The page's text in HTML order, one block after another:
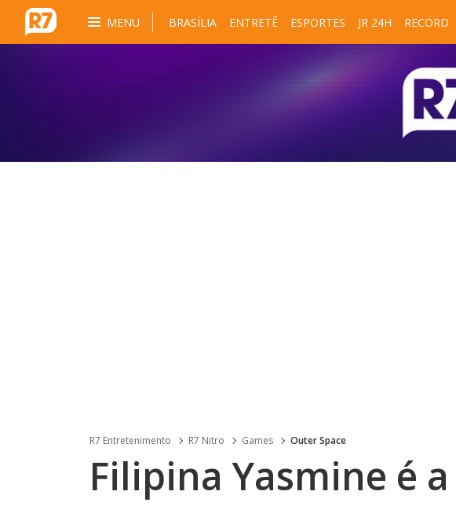
MENU BRASÍLIA ENTRETÊ ESPORTES JR 24H RECORD
R7 Entretenimento R7 Nitro Games Outer Space
Filipina Yasmine é